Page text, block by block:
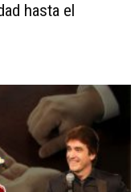
hasta el